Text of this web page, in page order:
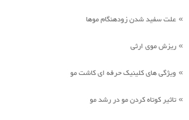
» علت سفید شدن زودهنگام موها
» ریزش موی ارثی
» ویژگی های کلینیک حرفه ای کاشت مو
» تاثیر کوتاه کردن مو در رشد مو